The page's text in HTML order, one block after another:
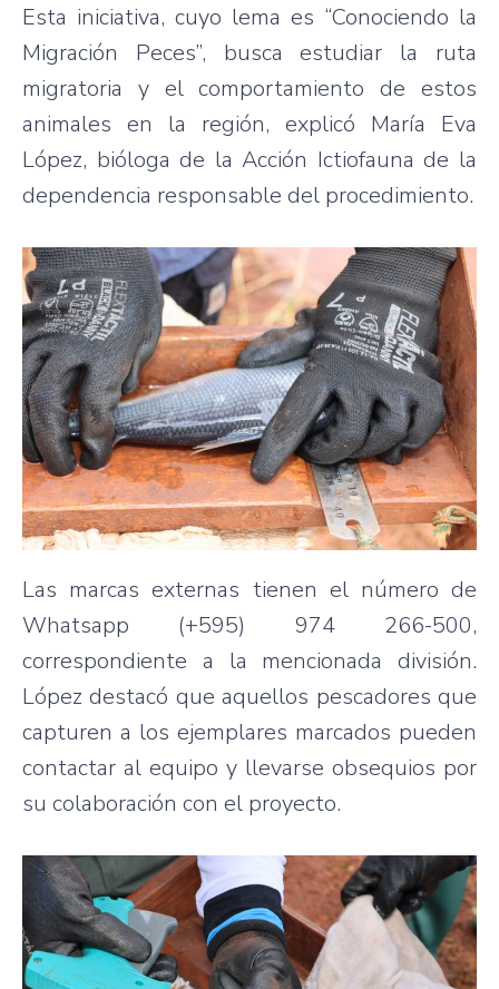
Esta iniciativa, cuyo lema es “Conociendo la
Migración Peces”, busca estudiar la ruta
migratoria y el comportamiento de estos
animales en la región, explicó María Eva
López, bióloga de la Acción Ictiofauna de la
dependencia responsable del procedimiento.
Las marcas externas tienen el número de
Whatsapp (+595) 974 266-500,
correspondiente a la mencionada división.
López destacó que aquellos pescadores que
capturen a los ejemplares marcados pueden
contactar al equipo y llevarse obsequios por
su colaboración con el proyecto.